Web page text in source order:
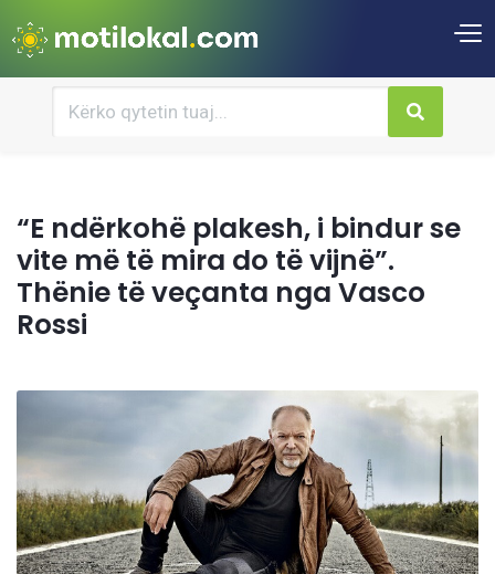
“E ndërkohë plakesh, i bindur se
vite më të mira do të vijnë”.
Thënie të veçanta nga Vasco
Rossi